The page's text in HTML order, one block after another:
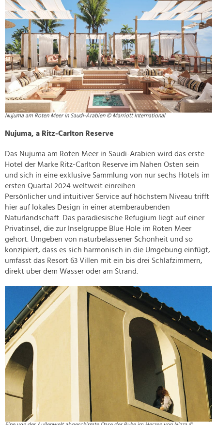
Nujuma am Roten Meer in Saudi-Arabien © Marriott International
Nujuma, a Ritz-Carlton Reserve
Das Nujuma am Roten Meer in Saudi-Arabien wird das erste
Hotel der Marke Ritz-Carlton Reserve im Nahen Osten sein
und sich in eine exklusive Sammlung von nur sechs Hotels im
ersten Quartal 2024 weltweit einreihen.
Persönlicher und intuitiver Service auf höchstem Niveau trifft
hier auf lokales Design in einer atemberaubenden
Naturlandschaft. Das paradiesische Refugium liegt auf einer
Privatinsel, die zur Inselgruppe Blue Hole im Roten Meer
gehört. Umgeben von naturbelassener Schönheit und so
konzipiert, dass es sich harmonisch in die Umgebung einfügt,
umfasst das Resort 63 Villen mit ein bis drei Schlafzimmern,
direkt über dem Wasser oder am Strand.